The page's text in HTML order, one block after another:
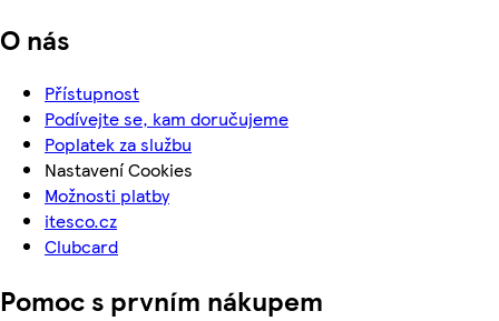
O nás
Přístupnost
Podívejte se, kam doručujeme
Poplatek za službu
Nastavení Cookies
Možnosti platby
itesco.cz
Clubcard
Pomoc s prvním nákupem